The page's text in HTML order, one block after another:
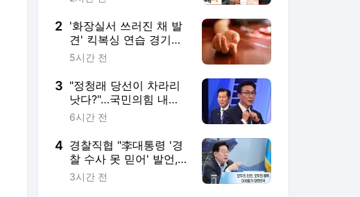
2 '화장실서 쓰러진 채 발
견' 킥복싱 연습 경기하
던 男학생, 사고 12일 만
5시간 전
3 ​"정청래 당선이 차라리
낫다?"…국민의힘 내부
서 나오는 이색 셈법
6시간 전
4 경찰직협 "李대통령 '경
찰 수사 못 믿어' 발언,
현장 경찰관에 깊은 상
3시간 전